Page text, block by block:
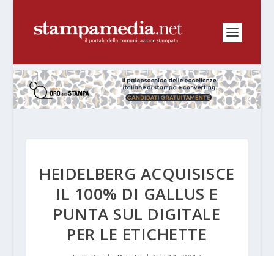
HEIDELBERG ACQUISISCE
IL 100% DI GALLUS E
PUNTA SUL DIGITALE
PER LE ETICHETTE